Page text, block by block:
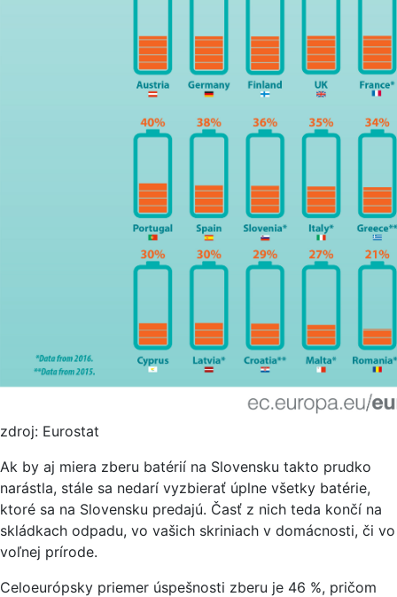
zdroj: Eurostat
Ak by aj miera zberu batérií na Slovensku takto prudko
narástla, stále sa nedarí vyzbierať úplne všetky batérie,
ktoré sa na Slovensku predajú. Časť z nich teda končí na
skládkach odpadu, vo vašich skriniach v domácnosti, či vo
voľnej prírode.
Celoeurópsky priemer úspešnosti zberu je 46 %, pričom